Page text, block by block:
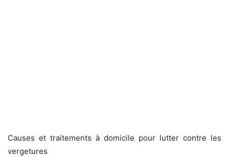
Causes et traitements à domicile pour lutter contre les
vergetures